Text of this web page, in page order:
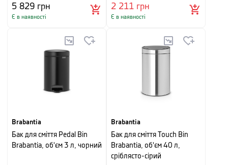
5 829 грн
Є в наявності
2 211 грн
Є в наявності
Brabantia
Бак для сміття Pedal Bin
Brabantia, об'єм 3 л, чорний
Brabantia
Бак для сміття Touch Bin
Brabantia, об'єм 40 л,
сріблясто-сірий